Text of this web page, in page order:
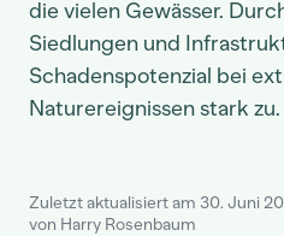
die vielen Gewässer.
Siedlungen und
Schadenspotenzial bei
Naturereignissen stark zu.
Zuletzt aktualisiert am 30. Juni
von Harry Rosenbaum